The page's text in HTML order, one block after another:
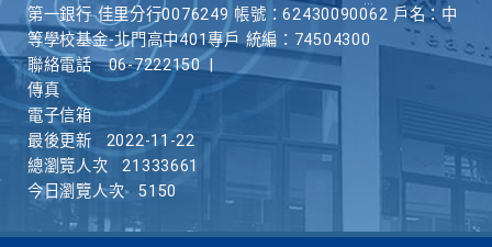
第一銀行 佳里分行0076249 帳號：62430090062 戶名：中
等學校基金-北門高中401專戶 統編：74504300
聯絡電話
06-7222150
傳真
電子信箱
最後更新
2022-11-22
總瀏覽人次
21333661
今日瀏覽人次
5150